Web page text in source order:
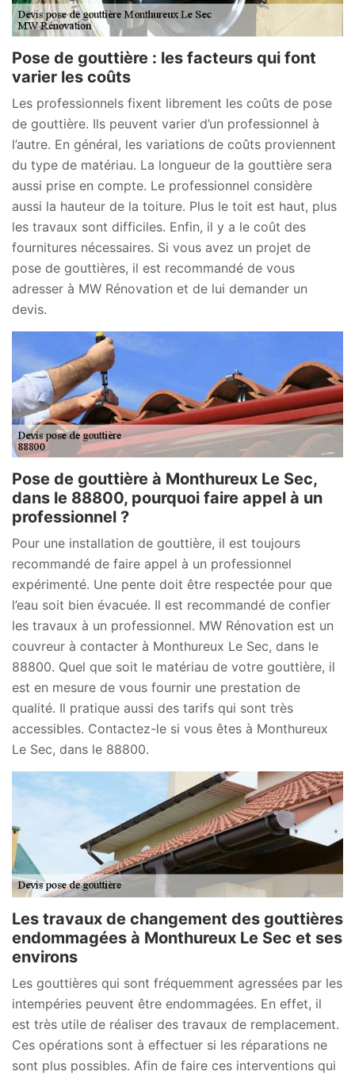
Pose de gouttière : les facteurs qui font
varier les coûts
Les professionnels fixent librement les coûts de pose
de gouttière. Ils peuvent varier d’un professionnel à
l’autre. En général, les variations de coûts proviennent
du type de matériau. La longueur de la gouttière sera
aussi prise en compte. Le professionnel considère
aussi la hauteur de la toiture. Plus le toit est haut, plus
les travaux sont difficiles. Enfin, il y a le coût des
fournitures nécessaires. Si vous avez un projet de
pose de gouttières, il est recommandé de vous
adresser à MW Rénovation et de lui demander un
devis.
Pose de gouttière à Monthureux Le Sec,
dans le 88800, pourquoi faire appel à un
professionnel ?
Pour une installation de gouttière, il est toujours
recommandé de faire appel à un professionnel
expérimenté. Une pente doit être respectée pour que
l’eau soit bien évacuée. Il est recommandé de confier
les travaux à un professionnel. MW Rénovation est un
couvreur à contacter à Monthureux Le Sec, dans le
88800. Quel que soit le matériau de votre gouttière, il
est en mesure de vous fournir une prestation de
qualité. Il pratique aussi des tarifs qui sont très
accessibles. Contactez-le si vous êtes à Monthureux
Le Sec, dans le 88800.
Les travaux de changement des gouttières
endommagées à Monthureux Le Sec et ses
environs
Les gouttières qui sont fréquemment agressées par les
intempéries peuvent être endommagées. En effet, il
est très utile de réaliser des travaux de remplacement.
Ces opérations sont à effectuer si les réparations ne
sont plus possibles. Afin de faire ces interventions qui